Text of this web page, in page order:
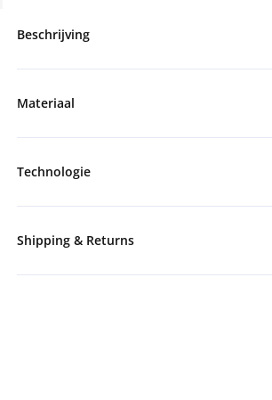
Beschrijving
Materiaal
Technologie
Shipping & Returns